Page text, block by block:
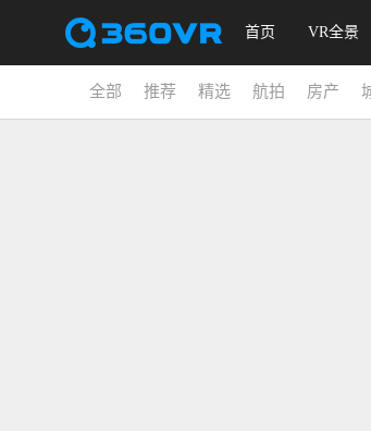
首页 VR全景
全部 推荐 精选 航拍 房产